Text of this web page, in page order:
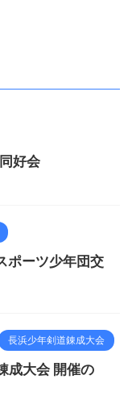
好会
ーツ少年団交
長浜少年剣道錬成大会
成大会 開催の